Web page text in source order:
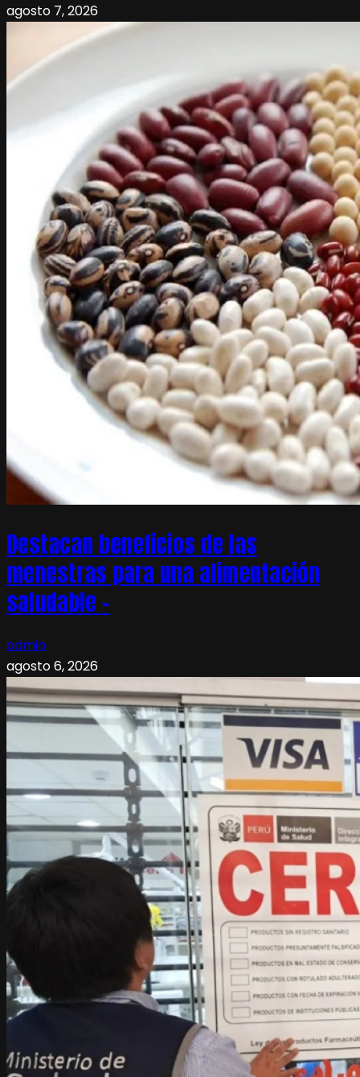
agosto 7, 2026
Destacan beneficios de las
menestras para una alimentación
saludable –
admin
agosto 6, 2026